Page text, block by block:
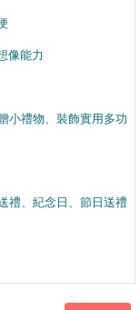
像能力
小禮物、裝飾實用多功
禮、紀念日、節日送禮